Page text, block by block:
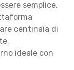
semplice.
centinaia di
ideale con